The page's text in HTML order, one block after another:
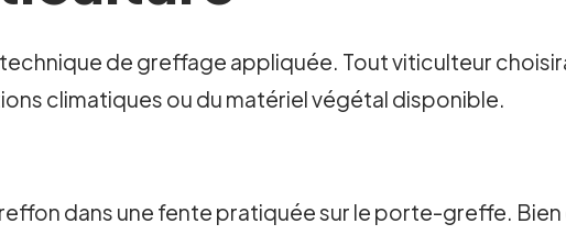
de greffage appliquée. Tout viticulteur
climatiques ou du matériel végétal disponible.
dans une fente pratiquée sur le porte-greffe.